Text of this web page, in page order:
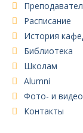
Расписание
История
Библиотека
Школам
Alumni
Фото- и
Контакты